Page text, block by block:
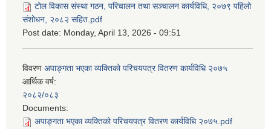
टोल विकास संस्था गठन, परिचालन तथा सञ्चालन कार्यविधि, २०७९ पहिलो
संशोधन, २०८२ सहित.pdf
Post date: Monday, April 13, 2026 - 09:51
विवरण अपाङ्गता भएका व्यक्तिको परिचयपत्र वितरण कार्यविधि २०७५
आर्थिक वर्ष:
२०८२/०८३
Documents:
अपाङ्गता भएका व्यक्तिको परिचयपत्र वितरण कार्यविधि २०७५.pdf